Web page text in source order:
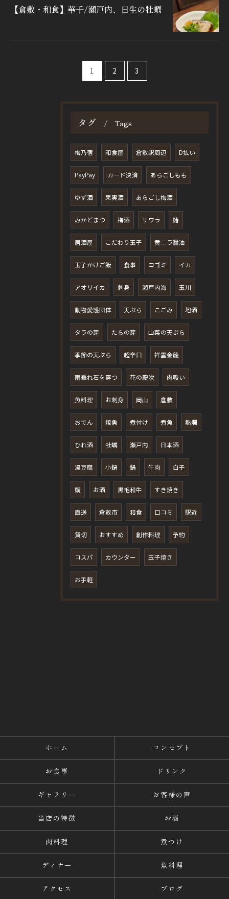
【倉敷・和食】華千/瀬戸内、日生の牡蠣
1 2 3
タグ Tags
梅乃宿 和食屋 倉敷駅周辺 D払い
PayPay カード決済 あらごしもも
ゆず酒 果実酒 あらごし梅酒
みかどまつ 梅酒 サワラ 鰆
居酒屋 こだわり玉子 黄ニラ醤油
玉子かけご飯 食事 コゴミ イカ
アオリイカ 刺身 瀬戸内海 玉川
動物愛護団体 天ぷら こごみ 地酒
タラの芽 たらの芽 山菜の天ぷら
季節の天ぷら 超辛口 祥雲金龍
雨垂れ石を穿つ 花の慶次 肉吸い
魚料理 お刺身 岡山 倉敷
おでん 焼魚 煮付け 煮魚 熱燗
ひれ酒 牡蠣 瀬戸内 日本酒
湯豆腐 小鍋 鍋 牛肉 白子
鯛 お酒 黒毛和牛 すき焼き
直送 倉敷市 和食 口コミ 駅近
貸切 おすすめ 創作料理 予約
コスパ カウンター 玉子焼き
お手軽
ホーム コンセプト
お食事 ドリンク
ギャラリー お客様の声
当店の特徴 お酒
肉料理 煮つけ
ディナー 魚料理
アクセス ブログ